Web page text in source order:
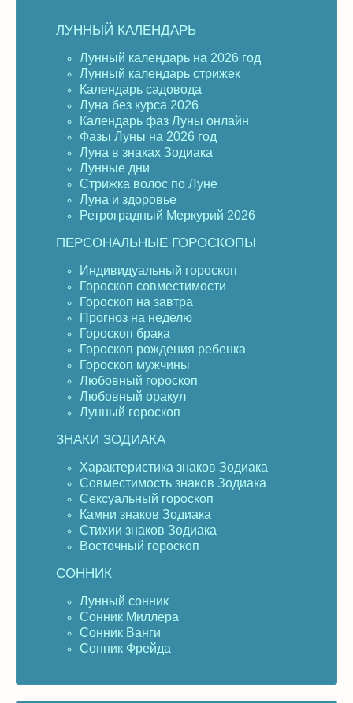
ЛУННЫЙ КАЛЕНДАРЬ
Лунный календарь на 2026 год
Лунный календарь стрижек
Календарь садовода
Луна без курса 2026
Календарь фаз Луны онлайн
Фазы Луны на 2026 год
Луна в знаках Зодиака
Лунные дни
Стрижка волос по Луне
Луна и здоровье
Ретроградный Меркурий 2026
ПЕРСОНАЛЬНЫЕ ГОРОСКОПЫ
Индивидуальный гороскоп
Гороскоп совместимости
Гороскоп на завтра
Прогноз на неделю
Гороскоп брака
Гороскоп рождения ребенка
Гороскоп мужчины
Любовный гороскоп
Любовный оракул
Лунный гороскоп
ЗНАКИ ЗОДИАКА
Характеристика знаков Зодиака
Совместимость знаков Зодиака
Сексуальный гороскоп
Камни знаков Зодиака
Стихии знаков Зодиака
Восточный гороскоп
СОННИК
Лунный сонник
Сонник Миллера
Сонник Ванги
Сонник Фрейда